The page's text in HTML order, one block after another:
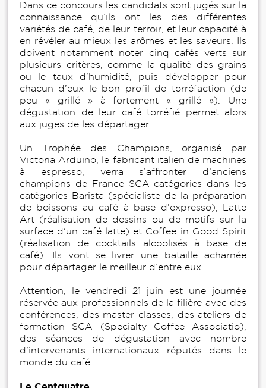
Dans ce concours les candidats sont jugés sur la
connaissance qu’ils ont les des différentes
variétés de café, de leur terroir, et leur capacité à
en révéler au mieux les arômes et les saveurs. Ils
doivent notamment noter cinq cafés verts sur
plusieurs critères, comme la qualité des grains
ou le taux d’humidité, puis développer pour
chacun d’eux le bon profil de torréfaction (de
peu « grillé » à fortement « grillé »). Une
dégustation de leur café torréfié permet alors
aux juges de les départager.
Un Trophée des Champions, organisé par
Victoria Arduino, le fabricant italien de machines
à espresso, verra s’affronter d’anciens
champions de France SCA catégories dans les
catégories Barista (spécialiste de la préparation
de boissons au café à base d’expresso), Latte
Art (réalisation de dessins ou de motifs sur la
surface d'un café latte) et Coffee in Good Spirit
(réalisation de cocktails alcoolisés à base de
café). Ils vont se livrer une bataille acharnée
pour départager le meilleur d’entre eux.
Attention, le vendredi 21 juin est une journée
réservée aux professionnels de la filière avec des
conférences, des master classes, des ateliers de
formation SCA (Specialty Coffee Associatio),
des séances de dégustation avec nombre
d’intervenants internationaux réputés dans le
monde du café.